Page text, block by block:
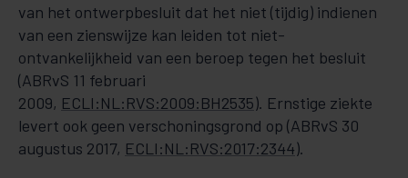
van het ontwerpbesluit dat het niet (tijdig) indienen
van een zienswijze kan leiden tot niet-
ontvankelijkheid van een beroep tegen het besluit
(ABRvS 11 februari
2009, ECLI:NL:RVS:2009:BH2535). Ernstige ziekte
levert ook geen verschoningsgrond op (ABRvS 30
augustus 2017, ECLI:NL:RVS:2017:2344).